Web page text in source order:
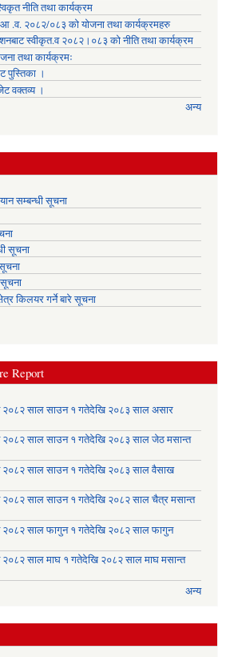
नीति तथा कार्यक्रम
आ .व. २०८२/०८३ को योजना तथा कार्यक्रमहरु
स्वीकृत.व २०८२।०८३ को नीति तथा कार्यक्रम
तथा कार्यक्रमः
।
वक्तव्य ।
अन्य
सम्बन्धी सूचना
सूचना
सूचना
किलयर गर्ने बारे सूचना
Report
२०८२ साल साउन १ गतेदेखि २०८३ साल असार
२०८२ साल साउन १ गतेदेखि २०८३ साल जेठ मसान्त
२०८२ साल साउन १ गतेदेखि २०८३ साल वैसाख
२०८२ साल साउन १ गतेदेखि २०८२ साल चैत्र मसान्त
२०८२ साल फागुन १ गतेदेखि २०८२ साल फागुन
२०८२ साल माघ १ गतेदेखि २०८२ साल माघ मसान्त
अन्य